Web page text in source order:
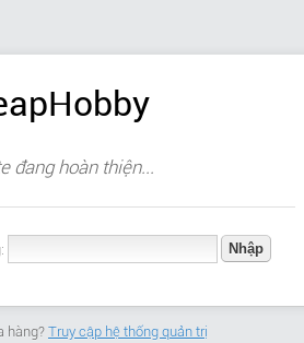
đang hoàn thiện...
hàng?Truy cập hệ thống quản trị